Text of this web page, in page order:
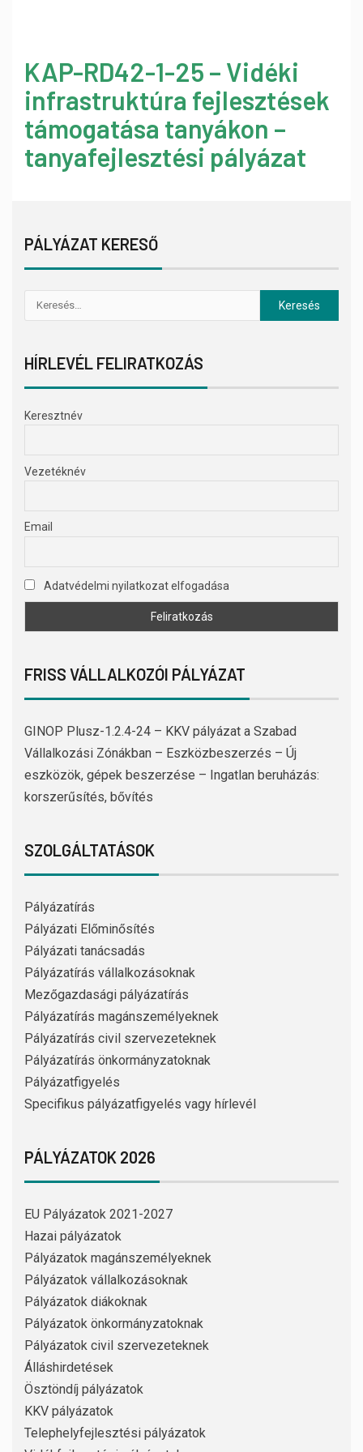
KAP-RD42-1-25 – Vidéki
infrastruktúra fejlesztések
támogatása tanyákon –
tanyafejlesztési pályázat
PÁLYÁZAT KERESŐ
HÍRLEVÉL FELIRATKOZÁS
Keresztnév
Vezetéknév
Email
Adatvédelmi nyilatkozat elfogadása
FRISS VÁLLALKOZÓI PÁLYÁZAT
GINOP Plusz-1.2.4-24 – KKV pályázat a Szabad
Vállalkozási Zónákban – Eszközbeszerzés – Új
eszközök, gépek beszerzése – Ingatlan beruházás:
korszerűsítés, bővítés
SZOLGÁLTATÁSOK
Pályázatírás
Pályázati Előminősítés
Pályázati tanácsadás
Pályázatírás vállalkozásoknak
Mezőgazdasági pályázatírás
Pályázatírás magánszemélyeknek
Pályázatírás civil szervezeteknek
Pályázatírás önkormányzatoknak
Pályázatfigyelés
Specifikus pályázatfigyelés vagy hírlevél
PÁLYÁZATOK 2026
EU Pályázatok 2021-2027
Hazai pályázatok
Pályázatok magánszemélyeknek
Pályázatok vállalkozásoknak
Pályázatok diákoknak
Pályázatok önkormányzatoknak
Pályázatok civil szervezeteknek
Álláshirdetések
Ösztöndíj pályázatok
KKV pályázatok
Telephelyfejlesztési pályázatok